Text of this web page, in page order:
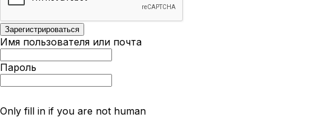
Имя пользователя или почта
Пароль
Only fill in if you are not human